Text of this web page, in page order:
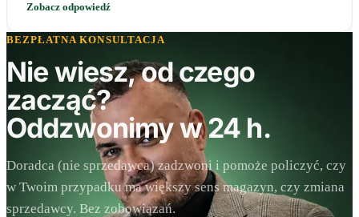
Zobacz odpowiedź
BEZPŁATNA KONSULTACJA
Nie wiesz, od czego
zacząć?
Oddzwonimy w 24 h.
Doradca (nie sprzedawca) zadzwoni i pomoże policzyć, czy
w Twoim przypadku ma większy sens magazyn, czy zmiana
sprzedawcy. Bez zobowiązań.